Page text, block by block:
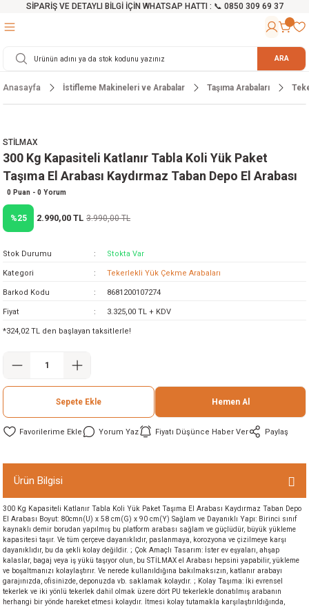
SİPARİŞ VE DETAYLI BİLGİ İÇİN WHATSAP HATTI : 📞 0850 309 69 37
Testereler
Makinesi
Testereler
Cihazları
Mikser
ve Arabalar
Malzemeleri ARA
Anasayfa İstifleme Makineleri ve Arabalar Taşıma Arabaları
STİLMAX
300 Kg Kapasiteli Katlanır Tabla Koli Yük Paket
Taşıma El Arabası Kaydırmaz Taban Depo El Arabası
0 Puan - 0 Yorum
%25 2.990,00 TL 3.990,00 TL
Stok Durumu Stokta Var
Kategori Tekerlekli Yük Çekme Arabaları
Barkod Kodu 8681200107274
Fiyat 3.325,00 TL + KDV
*324,02 TL den başlayan taksitlerle!
Sepete Ekle Hemen Al
Yorum Yaz Fiyatı Düşünce Haber Ver Paylaş
Ürün Bilgisi
300 Kg Kapasiteli Katlanır Tabla Koli Yük Paket Taşıma El Arabası Kaydırmaz Taban Depo
El Arabası Boyut: 80cmn(U) x 58 cm(G) x 90 cm(Y) Sağlam ve Dayanıklı Yapı: Birinci sınıf
kaynaklı demir borudan yapılmış bu platform arabası sağlam ve güçlüdür, büyük yükleme
kapasitesi taşır. Ve tüm çerçeve dayanıklıdır, paslanmaya, korozyona ve çizilmeye karşı
dayanıklıdır, bu da şekli kolay değildir. ; Çok Amaçlı Tasarım: İster ev eşyaları, ahşap
kalaslar, bagaj veya iş yükü taşıyor olun, bu STİLMAX el Arabası hepsini yapabilir, yükleme
ve boşaltmanızı kolaylaştırır. Ve nerede kullanıldığına bakılmaksızın, katlanır arabayı
garajınızda, ofisinizde, deponuzda vb. saklamak kolaydır. ; Kolay Taşıma: İki evrensel
tekerlek ve iki yönlü tekerlek dahil olmak üzere dört PU tekerlekle donatılmış arabanın
herhangi bir yönde hareket etmesi kolaydır. İtmesi kolay tutamakla karşılaştırıldığında,